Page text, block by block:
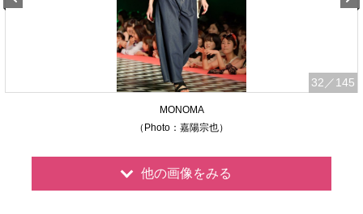
32 ／145
MONOMA
（Photo：嘉陽宗也）
他の画像をみる